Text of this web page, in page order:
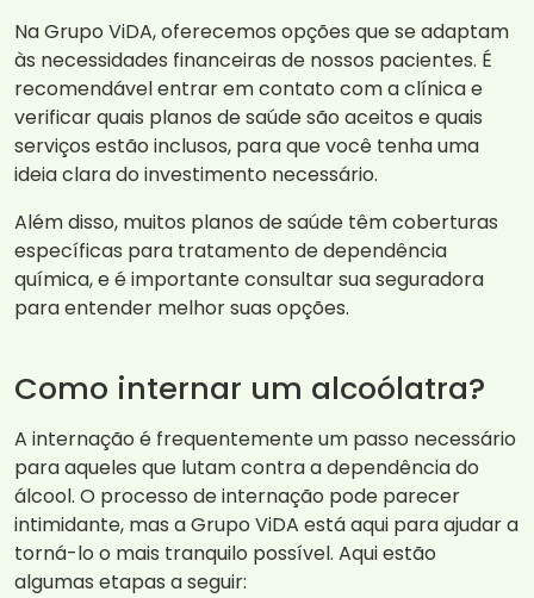
Na Grupo ViDA, oferecemos opções que se adaptam
às necessidades financeiras de nossos pacientes. É
recomendável entrar em contato com a clínica e
verificar quais planos de saúde são aceitos e quais
serviços estão inclusos, para que você tenha uma
ideia clara do investimento necessário.
Além disso, muitos planos de saúde têm coberturas
específicas para tratamento de dependência
química, e é importante consultar sua seguradora
para entender melhor suas opções.
Como internar um alcoólatra?
A internação é frequentemente um passo necessário
para aqueles que lutam contra a dependência do
álcool. O processo de internação pode parecer
intimidante, mas a Grupo ViDA está aqui para ajudar a
torná-lo o mais tranquilo possível. Aqui estão
algumas etapas a seguir: